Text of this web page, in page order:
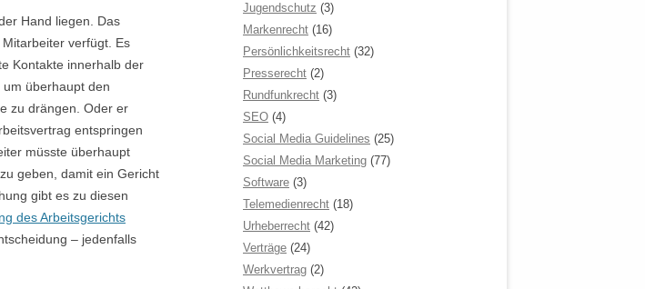
Hand liegen. Das
verfügt. Es
Kontakte innerhalb der
überhaupt den
zu drängen. Oder er
entspringen
müsste überhaupt
geben, damit ein Gericht
gibt es zu diesen
des Arbeitsgerichts
– jedenfalls
Jugendschutz (3)
Markenrecht (16)
Persönlichkeitsrecht (32)
Presserecht (2)
Rundfunkrecht (3)
SEO (4)
Social Media Guidelines (25)
Social Media Marketing (77)
Software (3)
Telemedienrecht (18)
Urheberrecht (42)
Verträge (24)
Werkvertrag (2)